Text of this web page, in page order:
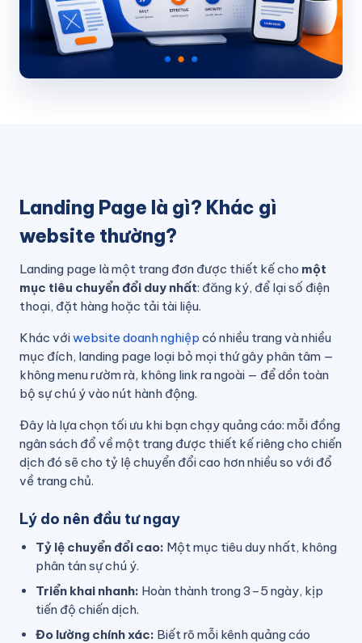
Landing Page là gì? Khác gì
website thường?
Landing page là một trang đơn được thiết kế cho một
mục tiêu chuyển đổi duy nhất: đăng ký, để lại số điện
thoại, đặt hàng hoặc tải tài liệu.
Khác vớiwebsite doanh nghiệp có nhiều trang và nhiều
mục đích, landing page loại bỏ mọi thứ gây phân tâm —
không menu rườm rà, không link ra ngoài — để dồn toàn
bộ sự chú ý vào nút hành động.
Đây là lựa chọn tối ưu khi bạn chạy quảng cáo: mỗi đồng
ngân sách đổ về một trang được thiết kế riêng cho chiến
dịch đó sẽ cho tỷ lệ chuyển đổi cao hơn nhiều so với đổ
về trang chủ.
Lý do nên đầu tư ngay
Tỷ lệ chuyển đổi cao: Một mục tiêu duy nhất, không
phân tán sự chú ý.
Triển khai nhanh: Hoàn thành trong 3–5 ngày, kịp
tiến độ chiến dịch.
Đo lường chính xác: Biết rõ mỗi kênh quảng cáo